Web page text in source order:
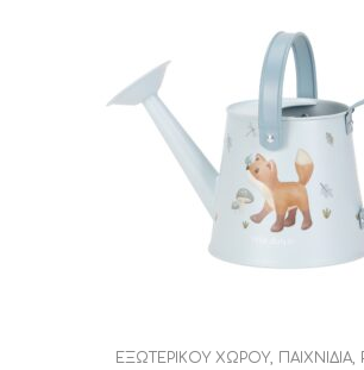
ΕΞΩΤΕΡΙΚΟΥ ΧΩΡΟΥ, ΠΑΙΧΝΙΔΙΑ,